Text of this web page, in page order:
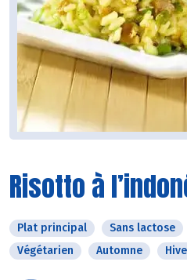
Risotto à
Plat principal Sans lactose
Végétarien
Automne